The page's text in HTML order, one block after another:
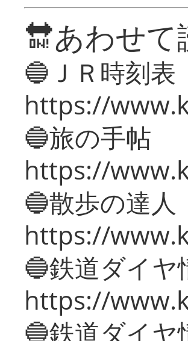
🔛あわせ
🔵ＪＲ時刻表
https://
🔵旅の手帖
https://
🔵散歩の達人
https://
🔵鉄道ダイヤ
https://
🔵鉄道ダイヤ